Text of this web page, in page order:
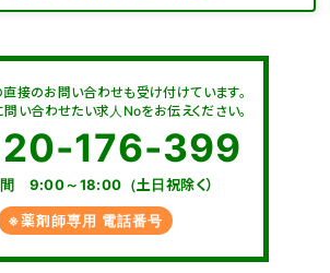
接のお問い合わせも受け付けています。
い合わせたい求人Noをお伝えください。
176-399
9:00～18:00（土日祝除く）
※薬剤師専用 電話番号